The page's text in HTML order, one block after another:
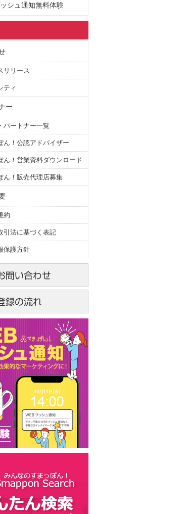
シュ通知無料体験
リリース
ティ
ー
パートナー一覧
ん！公認アドバイザー
ん！営業資料ダウンロード
ん！販売代理店募集
約
引法に基づく表記
保護方針